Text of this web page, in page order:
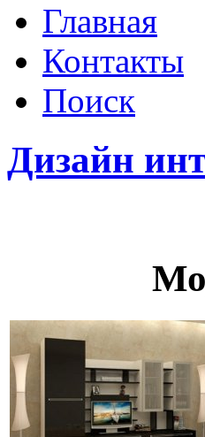
Главная
Контакты
Поиск
Дизайн